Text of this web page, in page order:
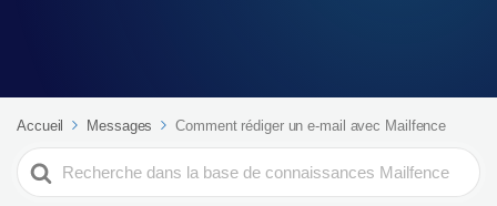
Accueil Messages Comment rédiger un e-mail avec Mailfence
Search
For